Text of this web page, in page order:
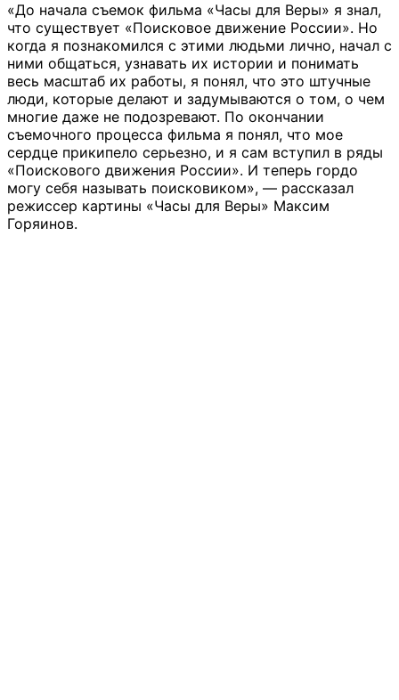
«До начала съемок фильма «Часы для Веры» я знал,
что существует «Поисковое движение России». Но
когда я познакомился с этими людьми лично, начал с
ними общаться, узнавать их истории и понимать
весь масштаб их работы, я понял, что это штучные
люди, которые делают и задумываются о том, о чем
многие даже не подозревают. По окончании
съемочного процесса фильма я понял, что мое
сердце прикипело серьезно, и я сам вступил в ряды
«Поискового движения России». И теперь гордо
могу себя называть поисковиком», — рассказал
режиссер картины «Часы для Веры» Максим
Горяинов.